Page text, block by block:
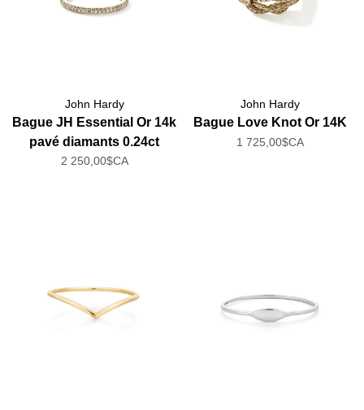
John Hardy
Bague JH Essential Or 14k
pavé diamants 0.24ct
2 250,00$CA
John Hardy
Bague Love Knot Or 14K
1 725,00$CA